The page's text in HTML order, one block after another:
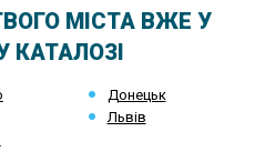
МІСТА ВЖЕ У
Донецьк
Львів